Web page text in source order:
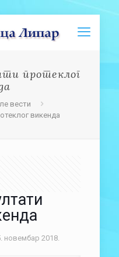
протеклог
вести
викенда
новембар 2018.